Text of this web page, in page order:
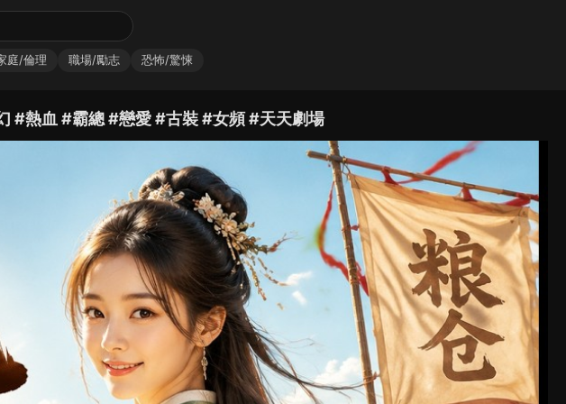
庭/倫理 職場/勵志 恐怖/驚悚
#熱血 #霸總 #戀愛 #古裝 #女頻 #天天劇場